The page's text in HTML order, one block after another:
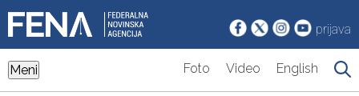
prijava
Meni Foto Video English